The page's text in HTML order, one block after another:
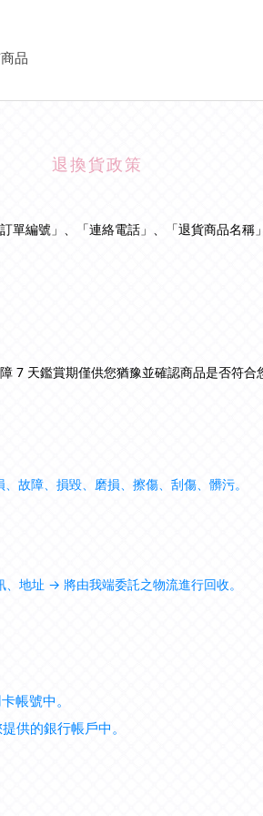
品
退換貨政策
編號」、「連絡電話」、「退貨商品名
7 天鑑賞期僅供您猶豫並確認商品是否符
故障、損毀、磨損、擦傷、刮傷、髒污。
地址 → 將由我端委託之物流進行回收。
帳號中。
供的銀行帳戶中。